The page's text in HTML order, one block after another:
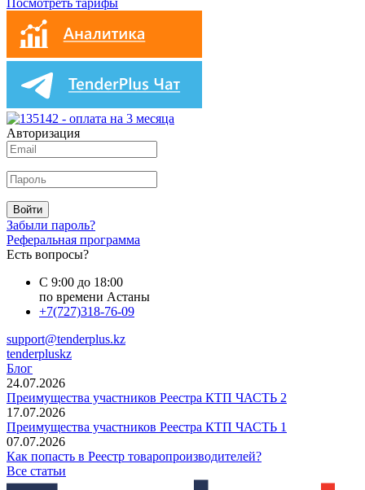
Авторизация
Войти
Забыли пароль?
Реферальная программа
Есть вопросы?
С 9:00 до 18:00
по времени Астаны
+7(727)318-76-09
support@tenderplus.kz
tenderpluskz
Блог
24.07.2026
Преимущества участников Реестра КТП ЧАСТЬ 2
17.07.2026
Преимущества участников Реестра КТП ЧАСТЬ 1
07.07.2026
Как попасть в Реестр товаропроизводителей?
Все статьи